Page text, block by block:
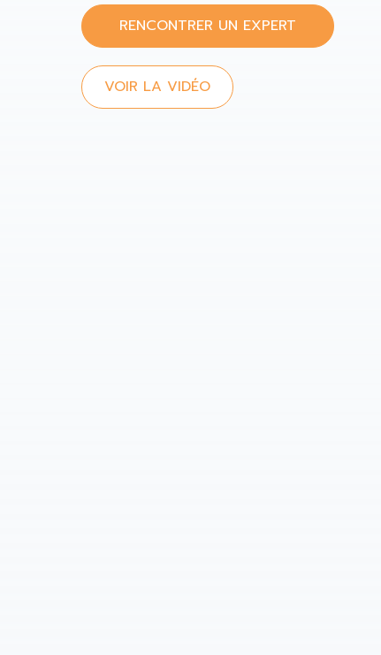
RENCONTRER UN EXPERT
VOIR LA VIDÉO